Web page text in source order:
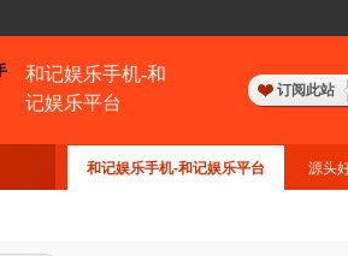
和记娱乐手机-和
记娱乐平台
订阅此站
和记娱乐手机-和记娱乐平台 源头